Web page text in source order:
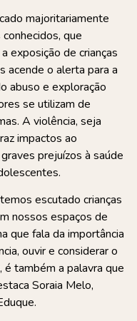
majoritariamente
que
exposição de crianças
acende o alerta para a
abuso e exploração
se utilizam de
A violência, seja
impactos ao
prejuízos à saúde
escutado crianças
nossos espaços de
que fala da importância
ouvir e considerar o
é também a palavra que
Soraia Melo,